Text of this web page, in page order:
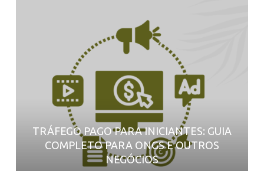
TRÁFEGO PAGO PARA INICIANTES: GUIA
COMPLETO PARA ONGS E OUTROS
NEGÓCIOS